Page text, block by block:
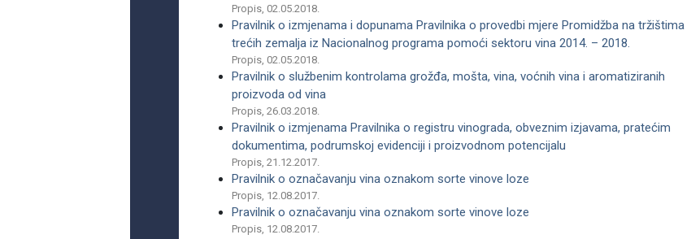
Propis, 02.05.2018.
Pravilnik o izmjenama i dopunama Pravilnika o provedbi mjere Promidžba na tržištima
trećih zemalja iz Nacionalnog programa pomoći sektoru vina 2014. – 2018.
Propis, 02.05.2018.
Pravilnik o službenim kontrolama grožđa, mošta, vina, voćnih vina i aromatiziranih
proizvoda od vina
Propis, 26.03.2018.
Pravilnik o izmjenama Pravilnika o registru vinograda, obveznim izjavama, pratećim
dokumentima, podrumskoj evidenciji i proizvodnom potencijalu
Propis, 21.12.2017.
Pravilnik o označavanju vina oznakom sorte vinove loze
Propis, 12.08.2017.
Pravilnik o označavanju vina oznakom sorte vinove loze
Propis, 12.08.2017.